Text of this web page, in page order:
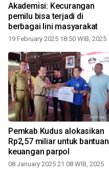
Akademisi: Kecurangan
pemilu bisa terjadi di
berbagai lini masyarakat
19 February 2025 18:50 WIB, 2025
Pemkab Kudus alokasikan
Rp2,57 miliar untuk bantuan
keuangan parpol
08 January 2025 21:08 WIB, 2025